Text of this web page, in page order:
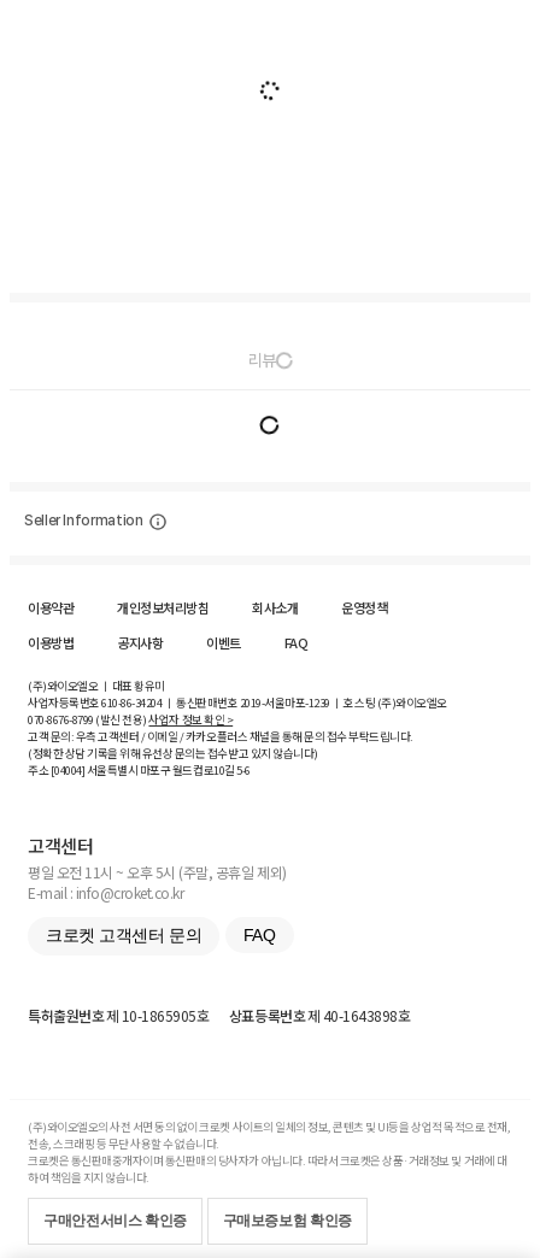
리뷰
Seller Information
이용약관 개인정보처리방침 회사소개
운영정책
이용방법
공지사항 이벤트 FAQ
(주)와이오엘오 ㅣ 대표 황유미
사업자등록번호610-86-34204ㅣ 통신판매번호 2019-서울마포-1239 ㅣ 호스팅 (주)와이오엘오
070-8676-8799 (발신 전용)사업자 정보 확인 >
고객 문의: 우측 고객센터 / 이메일 / 카카오플러스 채널을 통해 문의 접수 부탁드립니다.
(정확한 상담 기록을 위해 유선상 문의는 접수받고 있지 않습니다)
주소 [04004] 서울특별시 마포구 월드컵로10길5-6
고객센터
평일 오전 11시 ~ 오후 5시 (주말, 공휴일 제외)
E-mail : info@croket.co.kr
크로켓 고객센터 문의 FAQ
특허출원번호제 10-1865905호 상표등록번호제 40-1643898호
(주)와이오엘오의 사전 서면 동의 없이 크로켓 사이트의 일체의 정보, 콘텐츠 및 UI등을 상업적 목적으로 전재,
전송, 스크래핑 등 무단 사용할 수 없습니다.
크로켓은 통신판매중개자이며 통신판매의 당사자가 아닙니다. 따라서 크로켓은 상품·거래정보 및 거래에 대
하여 책임을 지지 않습니다.
구매안전서비스 확인증 구매보증보험 확인증